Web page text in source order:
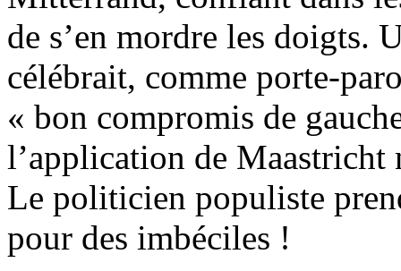
de s’en mordre les doigts.
célébrait, comme porte-
« bon compromis de
l’application de Maastricht
Le politicien populiste
pour des imbéciles !